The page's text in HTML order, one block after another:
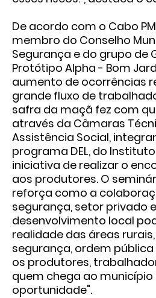
De acordo com o Cabo
membro do Conselho
Segurança e do grupo de
Protótipo Alpha - Bom
aumento de ocorrências
grande fluxo de
safra da maçã fez com
através da Câmaras
Assistência Social,
programa DEL, do
iniciativa de realizar o
aos produtores. O
reforça como a
segurança, setor privado
desenvolvimento local
realidade das áreas
segurança, ordem
os produtores,
quem chega ao
oportunidade".